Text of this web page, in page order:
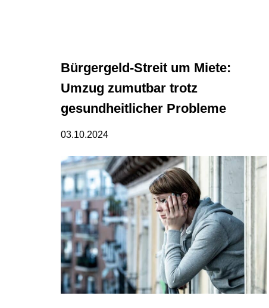
Bürgergeld-Streit um Miete:
Umzug zumutbar trotz
gesundheitlicher Probleme
03.10.2024